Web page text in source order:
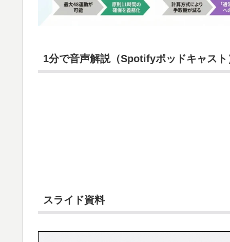
1分で音声解説（Spotifyポッドキャスト
スライド資料